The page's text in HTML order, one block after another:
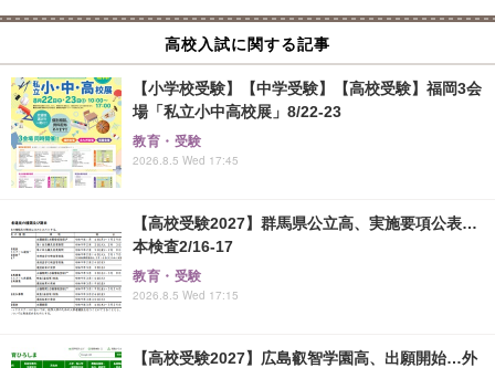
高校入試に関する記事
【小学校受験】【中学受験】【高校受験】福岡3会
場「私立小中高校展」8/22-23
教育・受験
2026.8.5 Wed 17:45
【高校受験2027】群馬県公立高、実施要項公表…
本検査2/16-17
教育・受験
2026.8.5 Wed 17:15
【高校受験2027】広島叡智学園高、出願開始…外